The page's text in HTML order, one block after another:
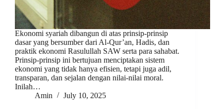
Ekonomi syariah dibangun di atas prinsip-prinsip
dasar yang bersumber dari Al-Qur’an, Hadis, dan
praktik ekonomi Rasulullah SAW serta para sahabat.
Prinsip-prinsip ini bertujuan menciptakan sistem
ekonomi yang tidak hanya efisien, tetapi juga adil,
transparan, dan sejalan dengan nilai-nilai moral.
Inilah…
Amin
July 10, 2025